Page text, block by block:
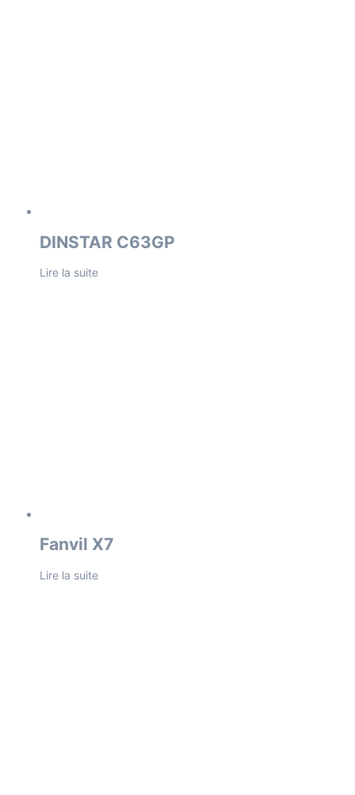
DINSTAR C63GP
Lire la suite
Fanvil X7
Lire la suite